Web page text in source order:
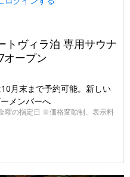
トヴィラ泊 専用サウナ
オープン
月末まで予約可能。新しい
メンバーへ
の指定日 ※価格変動制、表示料